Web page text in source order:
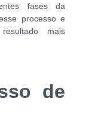
fases da
processo e
mais
de